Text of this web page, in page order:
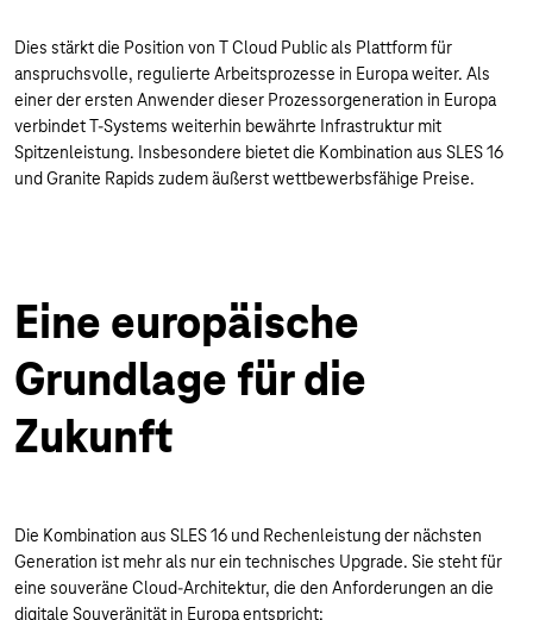
Dies stärkt die Position von T Cloud Public als Plattform für
anspruchsvolle, regulierte Arbeitsprozesse in Europa weiter. Als
einer der ersten Anwender dieser Prozessorgeneration in Europa
verbindet T-Systems weiterhin bewährte Infrastruktur mit
Spitzenleistung. Insbesondere bietet die Kombination aus SLES 16
und Granite Rapids zudem äußerst wettbewerbsfähige Preise.
Eine europäische
Grundlage für die
Zukunft
Die Kombination aus SLES 16 und Rechenleistung der nächsten
Generation ist mehr als nur ein technisches Upgrade. Sie steht für
eine souveräne Cloud-Architektur, die den Anforderungen an die
digitale Souveränität in Europa entspricht: